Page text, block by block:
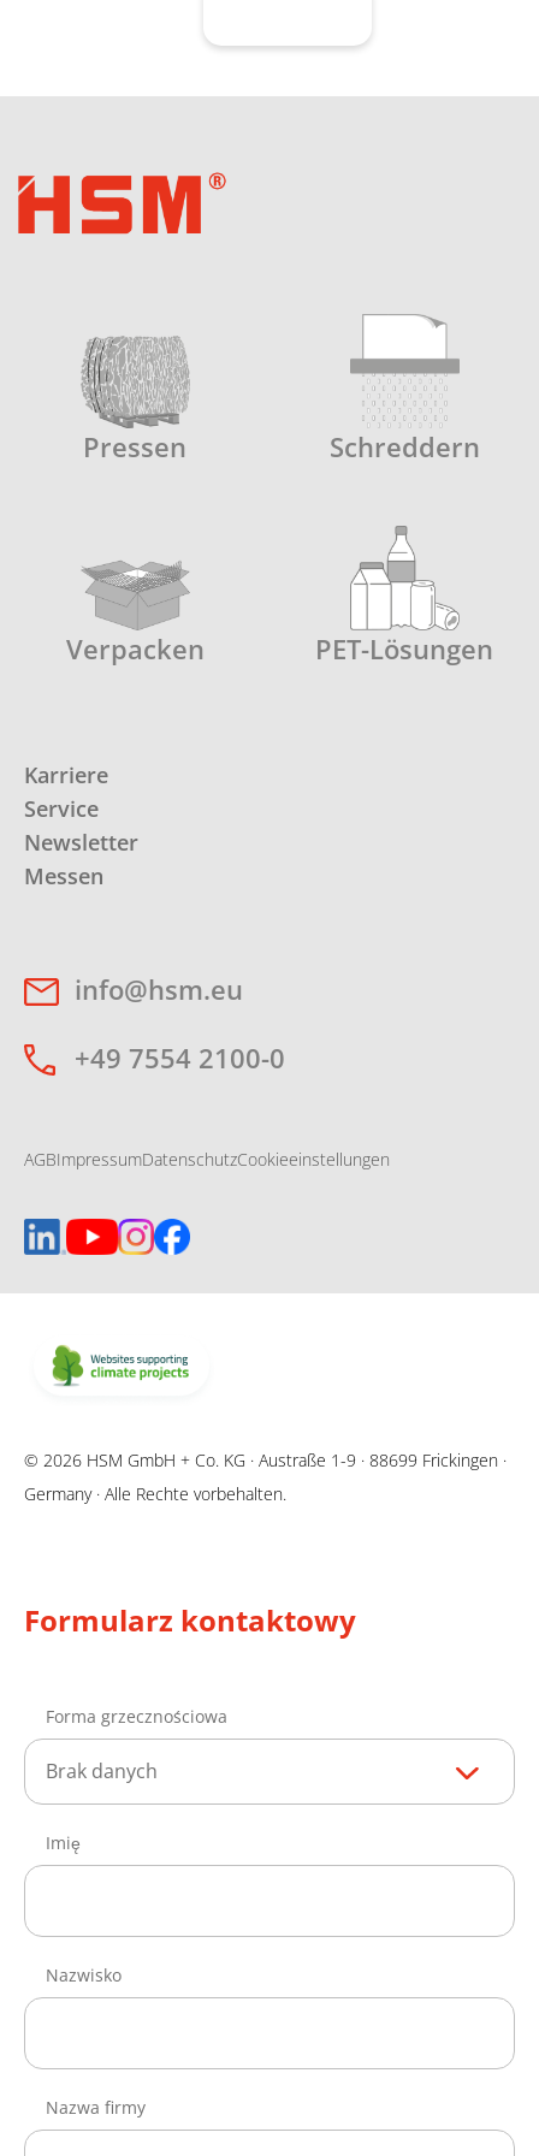
Pressen Schreddern
Verpacken PET-Lösungen
Karriere
Service
Newsletter
Messen
info@hsm.eu
+49 7554 2100-0
AGBImpressumDatenschutzCookieeinstellungen
© 2026 HSM GmbH + Co. KG · Austraße 1-9 · 88699 Frickingen ·
Germany · Alle Rechte vorbehalten.
Formularz kontaktowy
Forma grzecznościowa
Brak danych
Imię
Nazwisko
Nazwa firmy